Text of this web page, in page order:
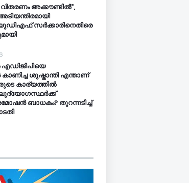
അക്കൗണ്ടിൽ",
സർക്കാരിനെതിരെ
എഡിജിപിയെ
കാണിച്ച ശുഷ്കാന്തി എന്താണ്
കാര്യത്തിൽ
ബാധകം? തുറന്നടിച്ച്